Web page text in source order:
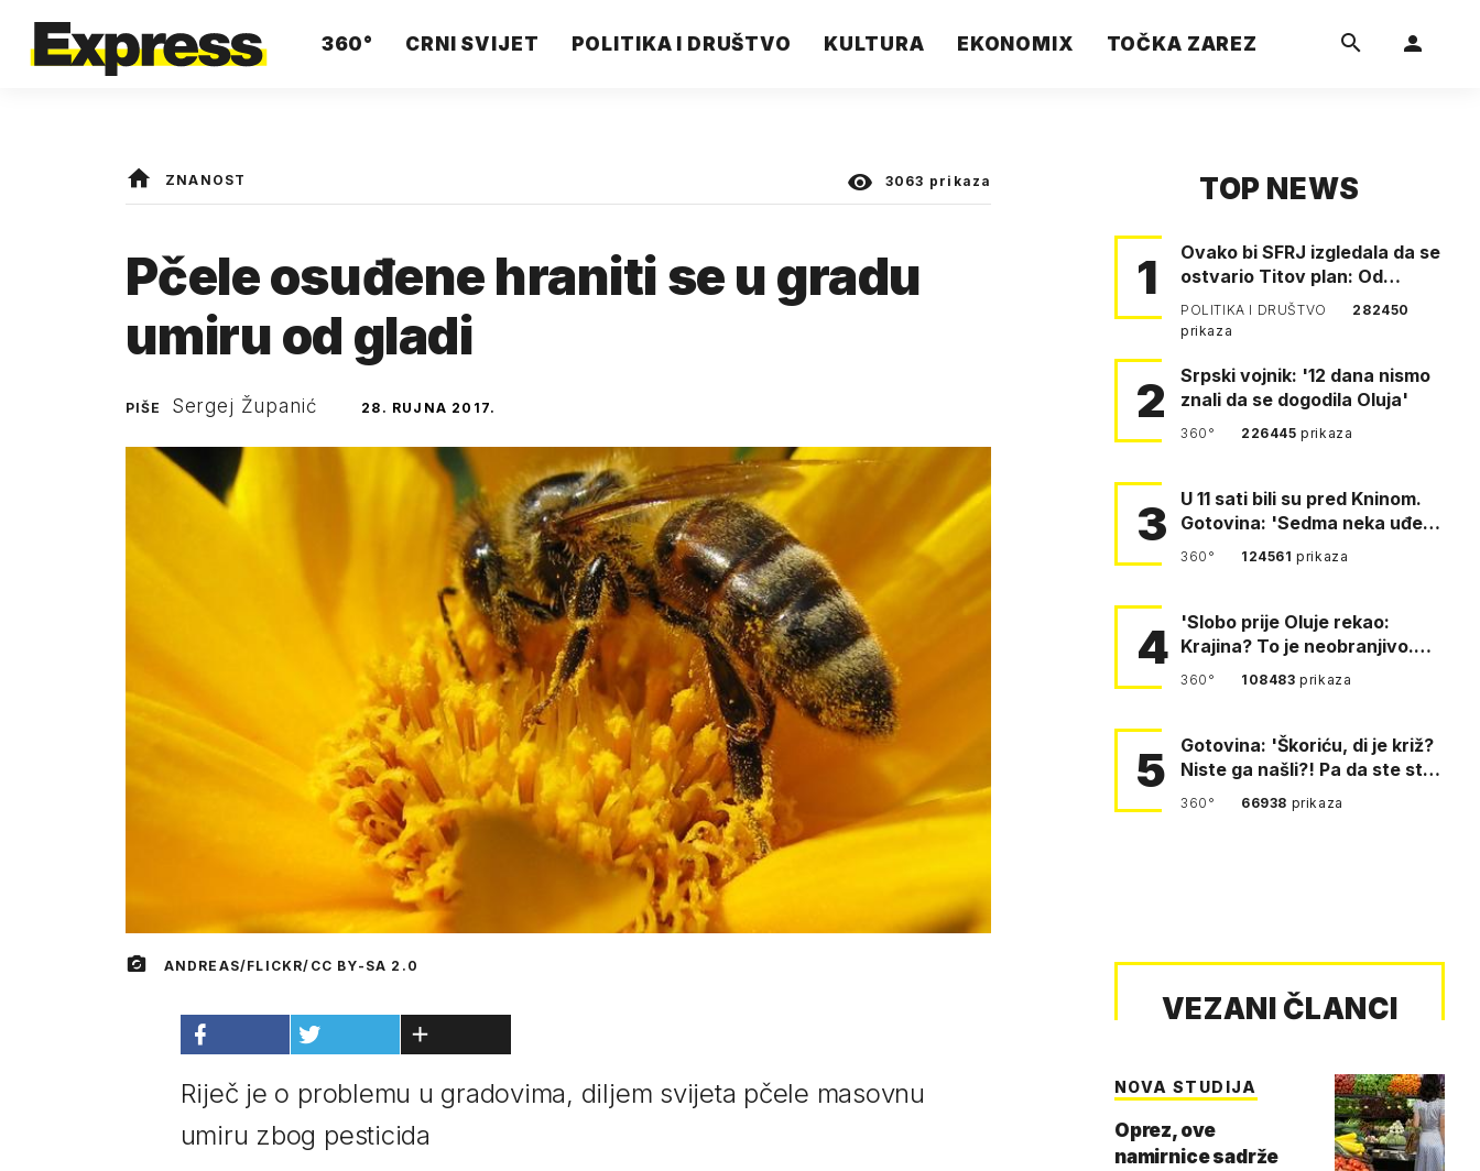
360° CRNI SVIJET POLITIKA I DRUŠTVO KULTURA EKONOMIX TOČKA ZAREZ
ZNANOST 3063 prikaza
Pčele osuđene hraniti se u gradu
umiru od gladi
PIŠE Sergej Županić 28. RUJNA 2017.
ANDREAS/FLICKR/CC BY-SA 2.0
Riječ je o problemu u gradovima, diljem svijeta pčele masovnu
umiru zbog pesticida
TOP NEWS
1
Ovako bi SFRJ izgledala da se
ostvario Titov plan: Od
Klagenfurta do Istanbula!
POLITIKA I DRUŠTVO
282450
prikaza
2
Srpski vojnik: '12 dana nismo
znali da se dogodila Oluja'
360° 226445prikaza
3
U 11 sati bili su pred Kninom.
Gotovina: 'Sedma neka uđe,
4. gardijska neka g…
360° 124561prikaza
4
'Slobo prije Oluje rekao:
Krajina? To je neobranjivo.
Tuđmana zvao Krivousti'
360° 108483prikaza
5
Gotovina: 'Škoriću, di je križ?
Niste ga našli?! Pa da ste stali
i pitali fratr…
360° 66938 prikaza
VEZANI ČLANCI
NOVA STUDIJA
Oprez, ove
namirnice sadrže